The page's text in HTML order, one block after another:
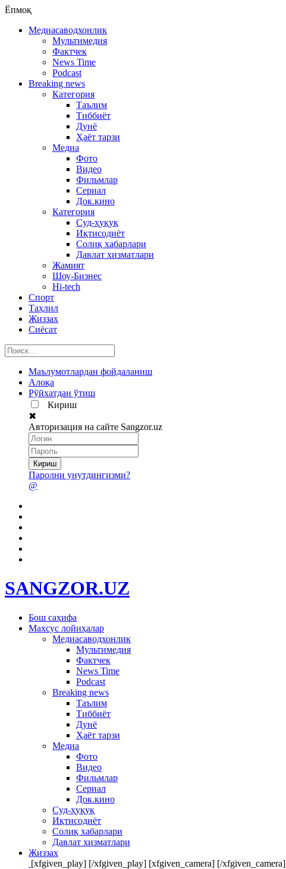
Ёпмоқ
Медиасаводхонлик
Мультимедия
Фактчек
News Time
Podcast
Breaking news
Категория
Таълим
Тиббиёт
Дунё
Ҳаёт тарзи
Медиа
Фото
Видео
Фильмлар
Сериал
Док.кино
Категория
Суд-ҳуқуқ
Иқтисодиёт
Солиқ хабарлари
Давлат хизматлари
Жамият
Шоу-Бизнес
Hi-tech
Спорт
Таҳлил
Жиззах
Сиёсат
Маълумотлардан фойдаланиш
Алоқа
Рўйхатдан ўтиш
Кириш
✖
Авторизация на сайте Sangzor.uz
Паролни унутдингизми?
@
SANGZOR.UZ
Бош саҳифа
Махсус лойиҳалар
Медиасаводхонлик
Мультимедия
Фактчек
News Time
Podcast
Breaking news
Таълим
Тиббиёт
Дунё
Ҳаёт тарзи
Медиа
Фото
Видео
Фильмлар
Сериал
Док.кино
Суд-ҳуқуқ
Иқтисодиёт
Солиқ хабарлари
Давлат хизматлари
Жиззах
[xfgiven_play] [/xfgiven_play] [xfgiven_camera] [/xfgiven_camera]